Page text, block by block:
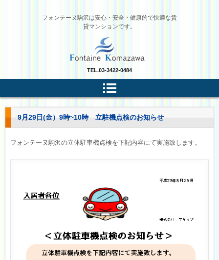
フォンテーヌ駒沢は安心・安全・健康的で快適な賃
貸マンションです。
TEL.03-3422-0484
9月29日(金）9時~10時 立駐機点検のお知らせ
フォンテーヌ駒沢の立体駐車機点検を下記内容にて実施致します。